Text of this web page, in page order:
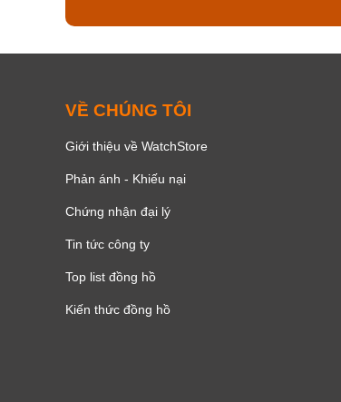
VỀ CHÚNG TÔI
Giới thiệu về WatchStore
Phản ánh - Khiếu nại
Chứng nhận đại lý
Tin tức công ty
Top list đồng hồ
Kiến thức đồng hồ